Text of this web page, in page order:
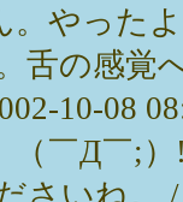
。やった
舌の感覚
10-08
（￣Д￣;
さいね。